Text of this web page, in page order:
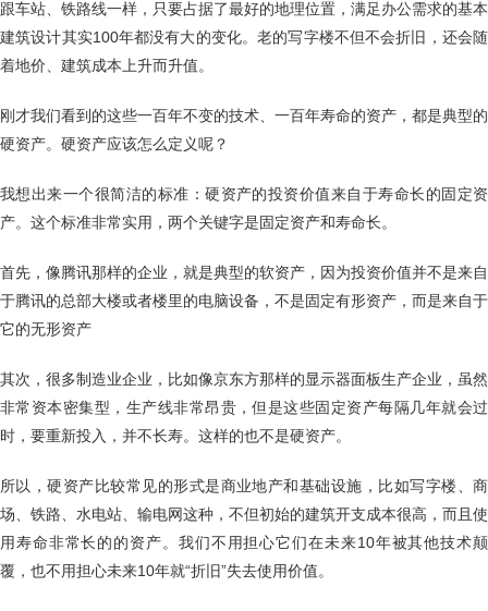
跟车站、铁路线一样，只要占据了最好的地理位置，满足办公需求的基本
建筑设计其实100年都没有大的变化。老的写字楼不但不会折旧，还会随
着地价、建筑成本上升而升值。
刚才我们看到的这些一百年不变的技术、一百年寿命的资产，都是典型的
硬资产。硬资产应该怎么定义呢？
我想出来一个很简洁的标准：硬资产的投资价值来自于寿命长的固定资
产。这个标准非常实用，两个关键字是固定资产和寿命长。
首先，像腾讯那样的企业，就是典型的软资产，因为投资价值并不是来自
于腾讯的总部大楼或者楼里的电脑设备，不是固定有形资产，而是来自于
它的无形资产
其次，很多制造业企业，比如像京东方那样的显示器面板生产企业，虽然
非常资本密集型，生产线非常昂贵，但是这些固定资产每隔几年就会过
时，要重新投入，并不长寿。这样的也不是硬资产。
所以，硬资产比较常见的形式是商业地产和基础设施，比如写字楼、商
场、铁路、水电站、输电网这种，不但初始的建筑开支成本很高，而且使
用寿命非常长的的资产。我们不用担心它们在未来10年被其他技术颠
覆，也不用担心未来10年就“折旧”失去使用价值。